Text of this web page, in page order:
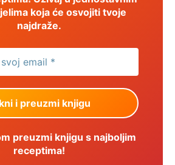
koja će osvojiti tvoje
najdraže.
preuzmi knjigu s najboljim
receptima!